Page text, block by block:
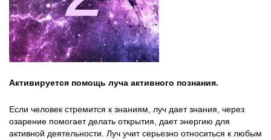
Активируется помощь луча активного познания.
Если человек стремится к знаниям, луч дает знания, через
озарение помогает делать открытия, дает энергию для
активной деятельности. Луч учит серьезно относиться к любым